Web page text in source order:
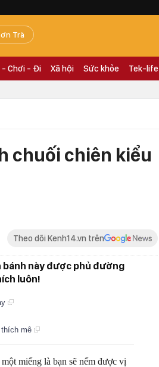
Trà
- Chơi - Đi Xã hội Sức khỏe Tek-life
chuối chiên kiểu
Theo dõi Kenh14.vn trên
bánh này được phủ đường
luôn!
mê
miếng là bạn sẽ nếm được vị